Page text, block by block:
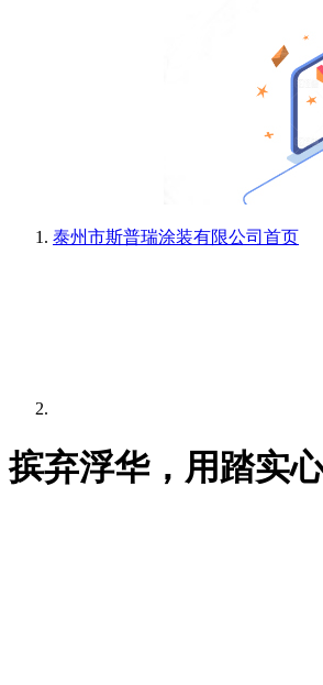
泰州市斯普瑞涂装有限公司 首页
摈弃浮华，用踏实